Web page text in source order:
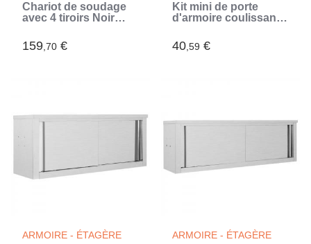
Chariot de soudage
avec 4 tiroirs Noir
159,70 €
Kit mini de porte
d'armoire coulissante
carbone (Noir)
40,59 €
ARMOIRE - ÉTAGÈRE
ARMOIRE - ÉTAGÈRE